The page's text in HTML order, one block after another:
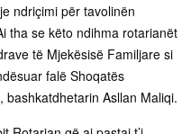
ndriçimi për tavolinën
tha se këto ndihma rotarianët
të Mjekësisë Familjare si
falë Shoqatës
bashkatdhetarin Asllan Maliqi.